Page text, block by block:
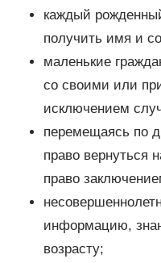
каждый
получить имя и
маленькие
со своими или
исключением
перемещаясь по
право вернуться
право
информацию,
возрасту;